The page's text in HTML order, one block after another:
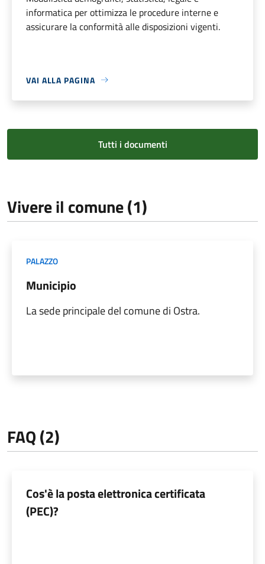
informatica per ottimizza le procedure interne e
assicurare la conformità alle disposizioni vigenti.
VAI ALLA PAGINA
Tutti i documenti
Vivere il comune (1)
PALAZZO
Municipio
La sede principale del comune di Ostra.
FAQ (2)
Cos'è la posta elettronica certificata
(PEC)?